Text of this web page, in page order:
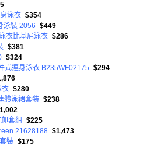
泳衣 $354
泳裝 2056 $449
衣比基尼泳衣 $286
$381
$324
式連身泳衣 B235WF02175 $294
衣 $280
體泳裙套裝 $238
套組
$225
21628188 $1,473
裝 $175